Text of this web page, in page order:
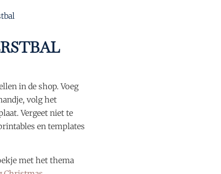
in de shop. Voeg
volg het
Vergeet niet te
en templates
met het thema